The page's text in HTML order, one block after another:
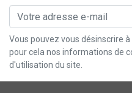
Vous pouvez vous désinscrire
pour cela nos informations de
d'utilisation du site.